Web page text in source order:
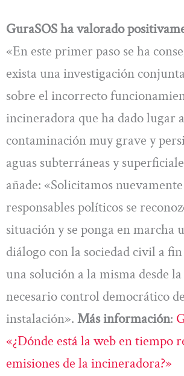
GuraSOS ha valorado
«En este primer paso se ha
exista una investigación
sobre el incorrecto
incineradora que ha dado lugar
contaminación muy grave y
aguas subterráneas y
añade: «Solicitamos
responsables políticos se
situación y se ponga en marcha
diálogo con la sociedad civil a
una solución a la misma desde
necesario control democrático
instalación». Más información:
«¿Dónde está la web en tiempo
emisiones de la incineradora?»